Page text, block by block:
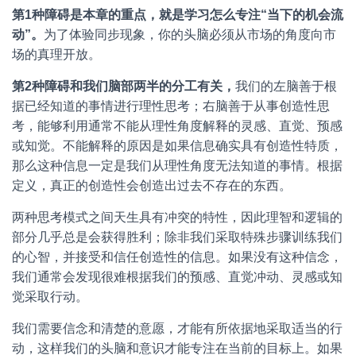
第1种障碍是本章的重点 ， 就是学习怎么专注“当下的机会流
动”。 为了体验同步现象，你的头脑必须从市场的角度向市
场的真理开放。
第2种障碍和我们脑部两半的分工有关 ， 我们的左脑善于根
据已经知道的事情进行理性思考；右脑善于从事创造性思
考，能够利用通常不能从理性角度解释的灵感、直觉、预感
或知觉。不能解释的原因是如果信息确实具有创造性特质，
那么这种信息一定是我们从理性角度无法知道的事情。根据
定义，真正的创造性会创造出过去不存在的东西。
两种思考模式之间天生具有冲突的特性，因此理智和逻辑的
部分几乎总是会获得胜利；除非我们采取特殊步骤训练我们
的心智，并接受和信任创造性的信息。如果没有这种信念，
我们通常会发现很难根据我们的预感、直觉冲动、灵感或知
觉采取行动。
我们需要信念和清楚的意愿，才能有所依据地采取适当的行
动，这样我们的头脑和意识才能专注在当前的目标上。如果